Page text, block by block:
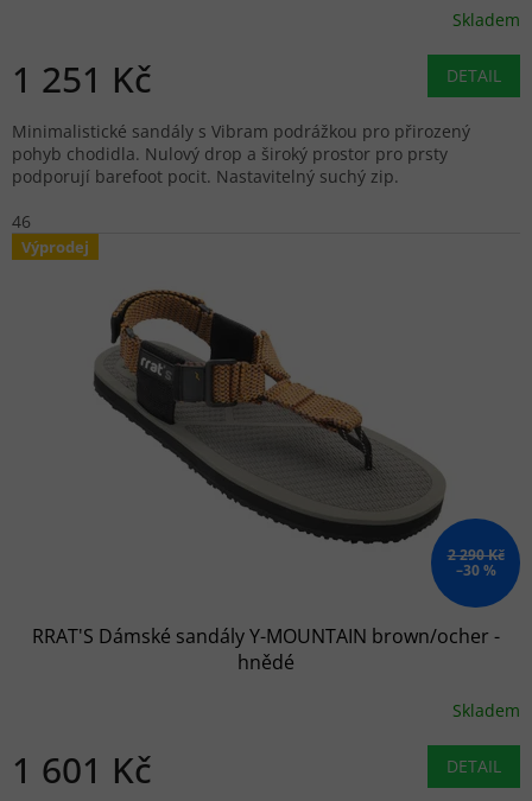
Skladem
1 251 Kč DETAIL
Minimalistické sandály s Vibram podrážkou pro přirozený
pohyb chodidla. Nulový drop a široký prostor pro prsty
podporují barefoot pocit. Nastavitelný suchý zip.
46
Výprodej
2 290 Kč
–30 %
RRAT'S Dámské sandály Y-MOUNTAIN brown/ocher -
hnědé
Skladem
1 601 Kč DETAIL